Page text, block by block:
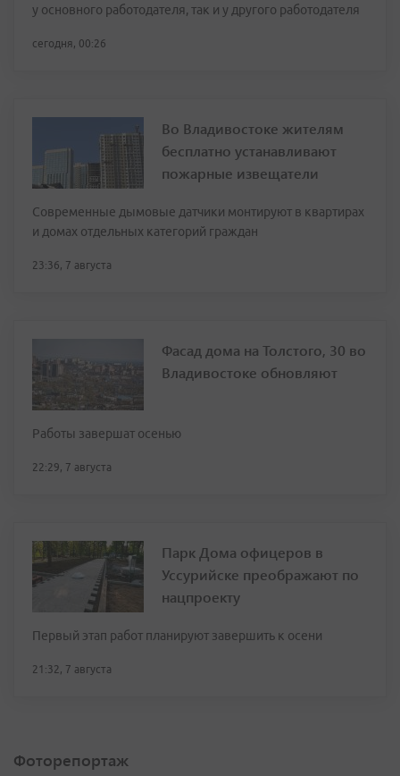
у основного работодателя, так и у другого работодателя
сегодня, 00:26
Во Владивостоке жителям
бесплатно устанавливают
пожарные извещатели
Современные дымовые датчики монтируют в квартирах
и домах отдельных категорий граждан
23:36, 7 августа
Фасад дома на Толстого, 30 во
Владивостоке обновляют
Работы завершат осенью
22:29, 7 августа
Парк Дома офицеров в
Уссурийске преображают по
нацпроекту
Первый этап работ планируют завершить к осени
21:32, 7 августа
Фоторепортаж